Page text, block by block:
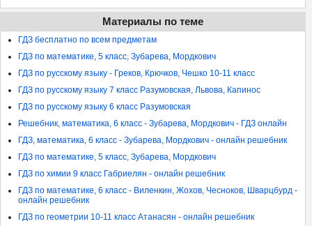
Материалы по теме
ГДЗ бесплатно по всем предметам
ГДЗ по математике, 5 класс, Зубарева, Мордкович
ГДЗ по русскому языку - Греков, Крючков, Чешко 10-11 класс
ГДЗ по русскому языку 7 класс Разумовская, Львова, Капинос
ГДЗ по русскому языку 6 класс Разумовская
Решебник, математика, 6 класс - Зубарева, Мордкович - ГДЗ онлайн
ГДЗ, математика, 6 класс - Зубарева, Мордкович - онлайн решебник
ГДЗ по математике, 5 класс, Зубарева, Мордкович
ГДЗ по химии 9 класс Габриелян - онлайн решебник
ГДЗ по математике, 6 класс - Виленкин, Жохов, Чесноков, Шварцбурд -
онлайн решебник
ГДЗ по геометрии 10-11 класс Атанасян - онлайн решебник